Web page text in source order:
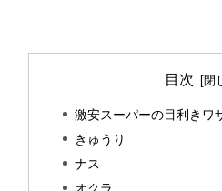
目次
激安スーパーの目利きワ
きゅうり
ナス
オクラ